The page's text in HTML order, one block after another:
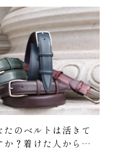
たのベルトは活きて
か？着けた人から手